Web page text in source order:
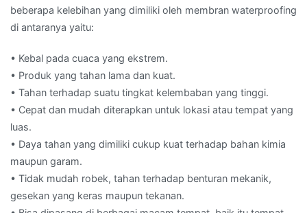
beberapa kelebihan yang dimiliki oleh membran waterproofing
di antaranya yaitu:
• Kebal pada cuaca yang ekstrem.
• Produk yang tahan lama dan kuat.
• Tahan terhadap suatu tingkat kelembaban yang tinggi.
• Cepat dan mudah diterapkan untuk lokasi atau tempat yang
luas.
• Daya tahan yang dimiliki cukup kuat terhadap bahan kimia
maupun garam.
• Tidak mudah robek, tahan terhadap benturan mekanik,
gesekan yang keras maupun tekanan.